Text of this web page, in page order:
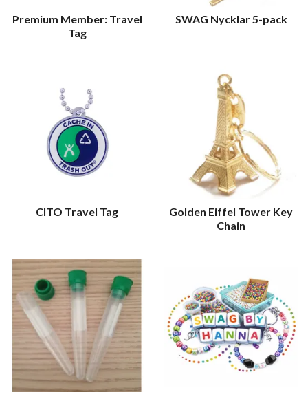
Premium Member: Travel
Tag
SWAG Nycklar 5-pack
CITO Travel Tag
Golden Eiffel Tower Key
Chain